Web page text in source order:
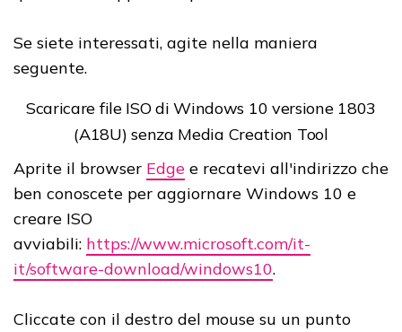
Se siete interessati, agite nella maniera
seguente.
Scaricare file ISO di Windows 10 versione 1803
(A18U) senza Media Creation Tool
Aprite il browser Edge e recatevi all'indirizzo che
ben conoscete per aggiornare Windows 10 e
creare ISO
avviabili: https://www.microsoft.com/it-
it/software-download/windows10.
Cliccate con il destro del mouse su un punto